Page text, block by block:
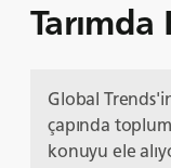
Tarımda
Global
çapında
konuyu ele